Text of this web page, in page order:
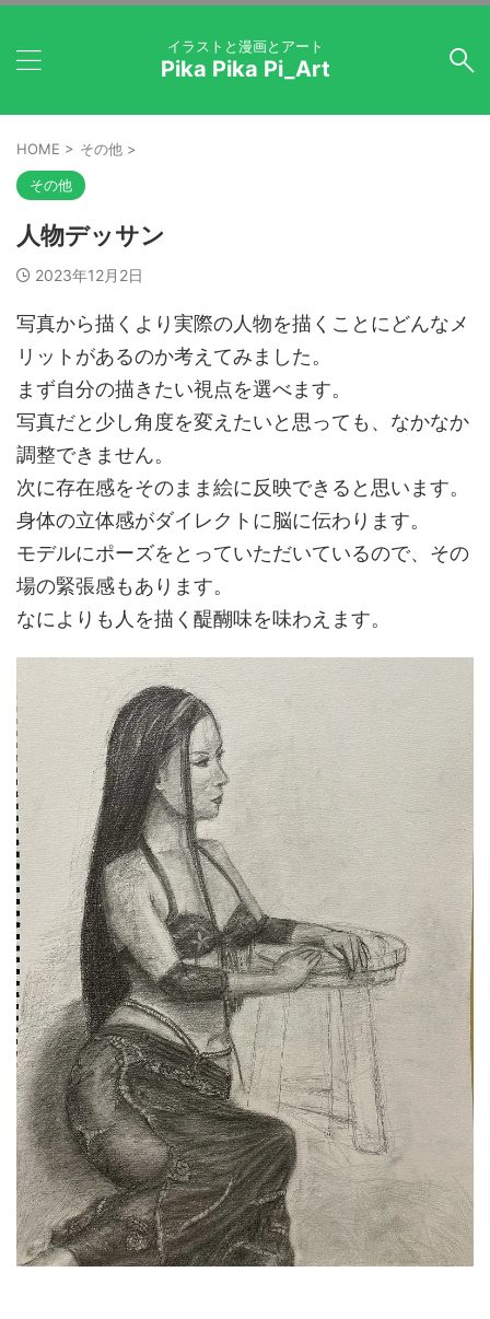
イラストと漫画とアート
Pika Pika Pi_Art
HOME > その他 >
その他
人物デッサン
2023年12月2日
写真から描くより実際の人物を描くことにどんなメ
リットがあるのか考えてみました。
まず自分の描きたい視点を選べます。
写真だと少し角度を変えたいと思っても、なかなか
調整できません。
次に存在感をそのまま絵に反映できると思います。
身体の立体感がダイレクトに脳に伝わります。
モデルにポーズをとっていただいているので、その
場の緊張感もあります。
なによりも人を描く醍醐味を味わえます。